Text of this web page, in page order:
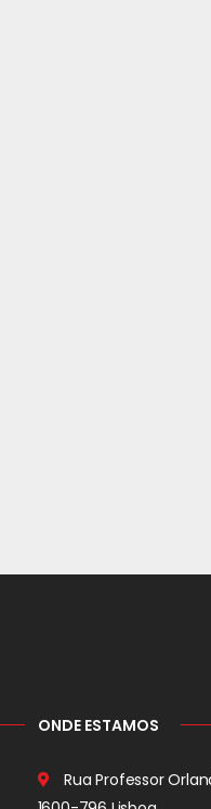
ONDE ESTAMOS
Rua Professor